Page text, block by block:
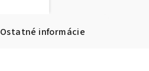
Ostatné informácie